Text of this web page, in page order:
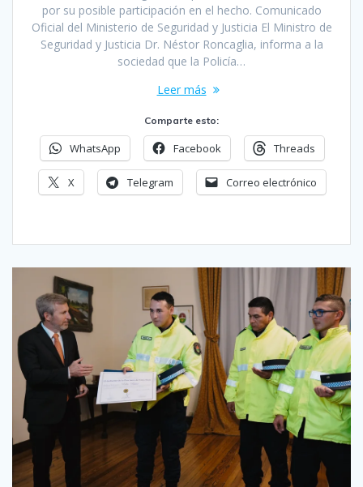
por su posible participación en el hecho. Comunicado
Oficial del Ministerio de Seguridad y Justicia El Ministro de
Seguridad y Justicia Dr. Néstor Roncaglia, informa a la
sociedad que la Policía…
Leer más
Comparte esto:
WhatsApp Facebook Threads
X Telegram Correo electrónico